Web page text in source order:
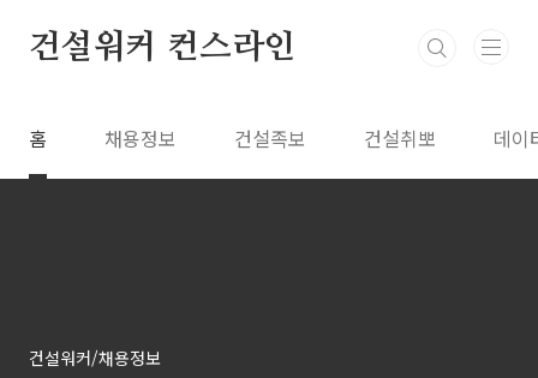
건설워커 컨스라인
홈 채용정보 건설족보 건설취뽀 데이
건설워커/채용정보